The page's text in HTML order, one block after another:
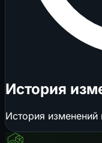
История
История изменений